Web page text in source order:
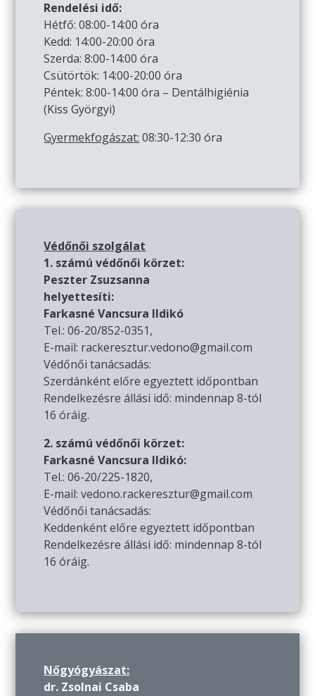
Rendelési idő:
Hétfő: 08:00-14:00 óra
Kedd: 14:00-20:00 óra
Szerda: 8:00-14:00 óra
Csütörtök: 14:00-20:00 óra
Péntek: 8:00-14:00 óra – Dentálhigiénia
(Kiss Györgyi)
Gyermekfogászat: 08:30-12:30 óra
Védőnői szolgálat
1. számú védőnői körzet:
Peszter Zsuzsanna
helyettesíti:
Farkasné Vancsura Ildikó
Tel.: 06-20/852-0351,
E-mail: rackeresztur.vedono@gmail.com
Védőnői tanácsadás:
Szerdánként előre egyeztett időpontban
Rendelkezésre állási idő: mindennap 8-tól
16 óráig.
2. számú védőnői körzet:
Farkasné Vancsura Ildikó:
Tel.: 06-20/225-1820,
E-mail: vedono.rackeresztur@gmail.com
Védőnői tanácsadás:
Keddenként előre egyeztett időpontban
Rendelkezésre állási idő: mindennap 8-tól
16 óráig.
Nőgyógyászat:
dr. Zsolnai Csaba